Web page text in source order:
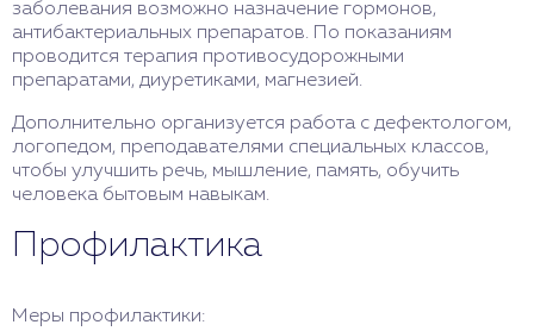
заболевания возможно назначение гормонов,
антибактериальных препаратов. По показаниям
проводится терапия противосудорожными
препаратами, диуретиками, магнезией.
Дополнительно организуется работа с дефектологом,
логопедом, преподавателями специальных классов,
чтобы улучшить речь, мышление, память, обучить
человека бытовым навыкам.
Профилактика
Меры профилактики: